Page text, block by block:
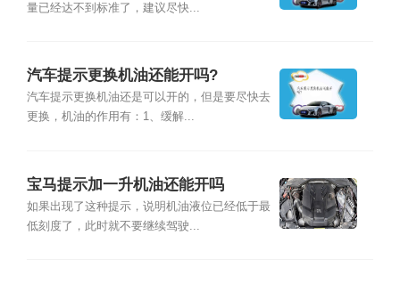
量已经达不到标准了，建议尽快...
汽车提示更换机油还能开吗?
汽车提示更换机油还是可以开的，但是要尽快去
更换，机油的作用有：1、缓解...
宝马提示加一升机油还能开吗
如果出现了这种提示，说明机油液位已经低于最
低刻度了，此时就不要继续驾驶...